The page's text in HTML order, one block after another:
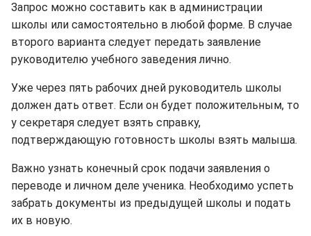
Запрос можно составить как в администрации
школы или самостоятельно в любой форме. В случае
второго варианта следует передать заявление
руководителю учебного заведения лично.
Уже через пять рабочих дней руководитель школы
должен дать ответ. Если он будет положительным, то
у секретаря следует взять справку,
подтверждающую готовность школы взять малыша.
Важно узнать конечный срок подачи заявления о
переводе и личном деле ученика. Необходимо успеть
забрать документы из предыдущей школы и подать
их в новую.